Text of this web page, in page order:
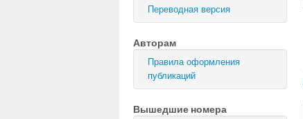
Переводная версия
Авторам
Правила оформления
публикаций
Вышедшие номера